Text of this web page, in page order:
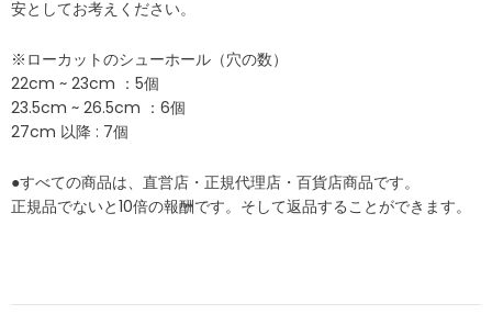
安としてお考えください。
※ローカットのシューホール（穴の数）
22cm ~ 23cm ：5個
23.5cm ~ 26.5cm ：6個
27cm 以降 : 7個
●すべての商品は、直営店・正規代理店・百貨店商品です。
正規品でないと10倍の報酬です。そして返品することができます。